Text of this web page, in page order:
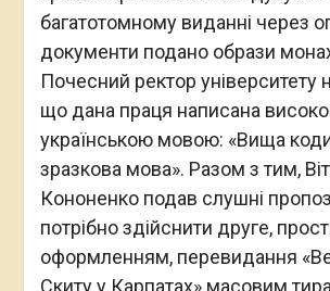
багатотомному виданні через
документи подано образи
Почесний ректор університету
що дана праця написана
українською мовою: «Вища
зразкова мова». Разом з тим,
Кононенко подав слушні
потрібно здійснити друге,
оформленням, перевидання
Скиту у Карпатах» масовим